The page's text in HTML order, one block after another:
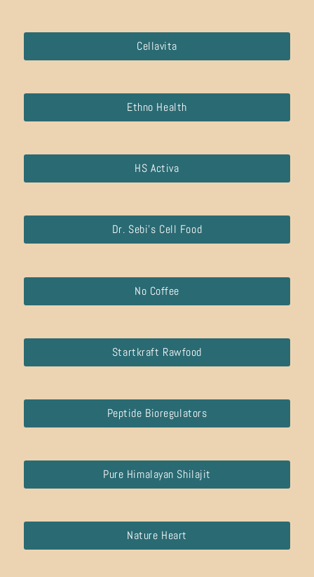
Cellavita
Ethno Health
HS Activa
Dr. Sebi’s Cell Food
No Coffee
Startkraft Rawfood
Peptide Bioregulators
Pure Himalayan Shilajit
Nature Heart